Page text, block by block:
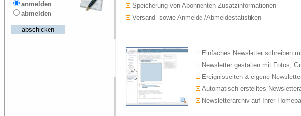
anmelden
abmelden
Speicherung von Abonnenten-Zusatzinformationen
Versand- sowie Anmelde-/Abmeldestatistiken
Einfaches Newsletter schreiben
Newsletter gestalten mit Fotos,
Ereignisseiten & eigene
Automatisch erstelltes
Newsletterarchiv auf Ihrer